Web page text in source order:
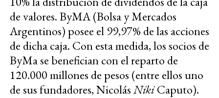
de valores. ByMA (Bolsa y Mercados
Argentinos) posee el 99,97% de las acciones
de dicha caja. Con esta medida, los socios de
ByMa se benefician con el reparto de
120.000 millones de pesos (entre ellos uno
de sus fundadores, NicolásNikiCaputo).